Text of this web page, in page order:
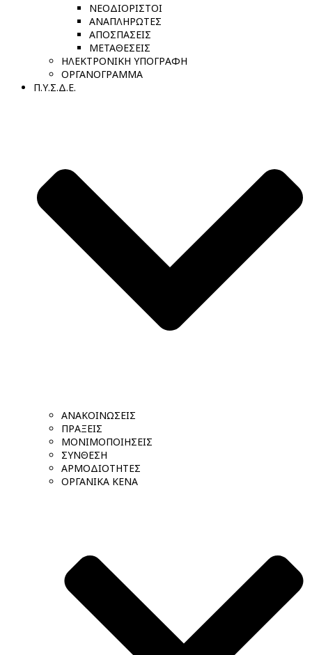
ΝΕΟΔΙΟΡΙΣΤΟΙ
ΑΝΑΠΛΗΡΩΤΕΣ
ΑΠΟΣΠΑΣΕΙΣ
ΜΕΤΑΘΕΣΕΙΣ
ΗΛΕΚΤΡΟΝΙΚΗ ΥΠΟΓΡΑΦΗ
ΟΡΓΑΝΟΓΡΑΜΜΑ
Π.Υ.Σ.Δ.Ε.
ΑΝΑΚΟΙΝΩΣΕΙΣ
ΠΡΑΞΕΙΣ
ΜΟΝΙΜΟΠΟΙΗΣΕΙΣ
ΣΥΝΘΕΣΗ
ΑΡΜΟΔΙΟΤΗΤΕΣ
ΟΡΓΑΝΙΚΑ ΚΕΝΑ